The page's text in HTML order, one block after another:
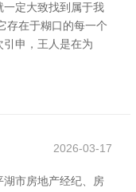
定大致找到属于我
存在于糊口的每一个
申，王人是在为
2026-03-17
市房地产经纪、房